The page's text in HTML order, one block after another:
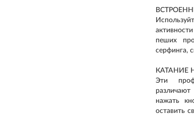
пеших
серфинга,
КАТАНИЕ
Эти
нажать
оставить